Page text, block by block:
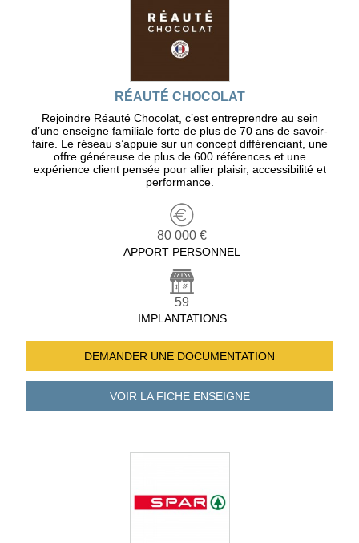
RÉAUTÉ CHOCOLAT
Rejoindre Réauté Chocolat, c’est entreprendre au sein
d’une enseigne familiale forte de plus de 70 ans de savoir-
faire. Le réseau s’appuie sur un concept différenciant, une
offre généreuse de plus de 600 références et une
expérience client pensée pour allier plaisir, accessibilité et
performance.
80 000 €
APPORT PERSONNEL
59
IMPLANTATIONS
DEMANDER UNE DOCUMENTATION
VOIR LA FICHEENSEIGNE